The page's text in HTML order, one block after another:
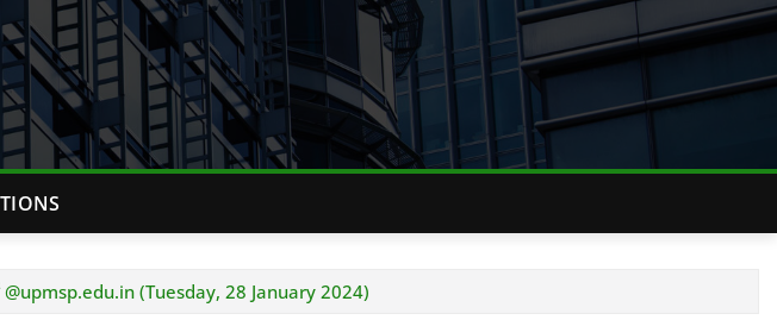
@upmsp.edu.in (Tuesday, 28 January 2024)